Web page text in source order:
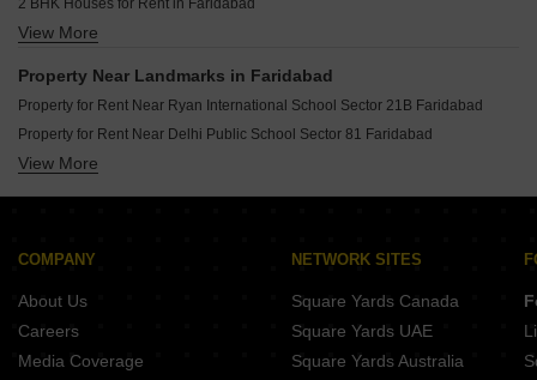
2 BHK Houses for Rent in Faridabad
3 BHK Houses for Rent in Faridabad
View More
Property Near Landmarks in Faridabad
Property for Rent Near Ryan International School Sector 21B Faridabad
Property for Rent Near Delhi Public School Sector 81 Faridabad
Property for Rent Near Parsvnath City Mall Sector 12 Faridabad
View More
COMPANY
About Us
Careers
Media Coverage
NETWORK SITES
Square Yards Canada
Square Yards UAE
Square Yards Australia